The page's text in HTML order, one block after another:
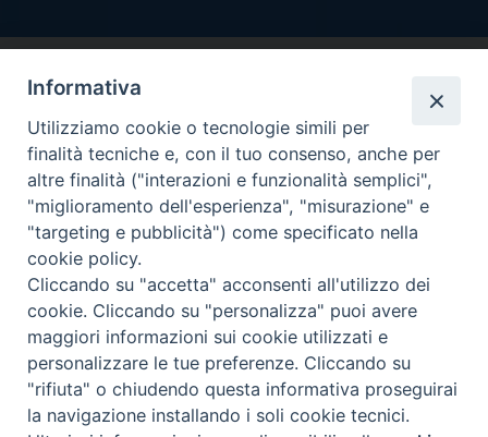
Facebook
TwitterYouTube
Instagram
RSS
FEED
Newsletter
Arcidiocesi di Torino
Curia metropolitana
Via dell'Arcivescovado 12 - 10121 Torino
Centralino tel. 011.51.56.300
Copyright 2000-2026 -Informativa privacy
Informativa
Utilizziamo cookie o tecnologie simili per
finalità tecniche e, con il tuo consenso, anche per
altre finalità ("interazioni e funzionalità semplici",
"miglioramento dell'esperienza", "misurazione" e
"targeting e pubblicità") come specificato nella
cookie policy.
Cliccando su "accetta" acconsenti all'utilizzo dei
cookie. Cliccando su "personalizza" puoi avere
maggiori informazioni sui cookie utilizzati e
personalizzare le tue preferenze. Cliccando su
"rifiuta" o chiudendo questa informativa proseguirai
la navigazione installando i soli cookie tecnici.